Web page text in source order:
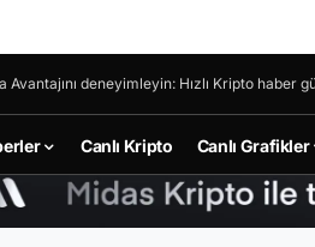
Avantajını deneyimleyin: Hızlı Kripto haber
Canlı Kripto Canlı Grafikler